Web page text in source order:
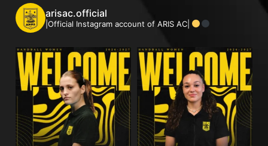
arisac.official
|Official Instagram account of ARIS AC|